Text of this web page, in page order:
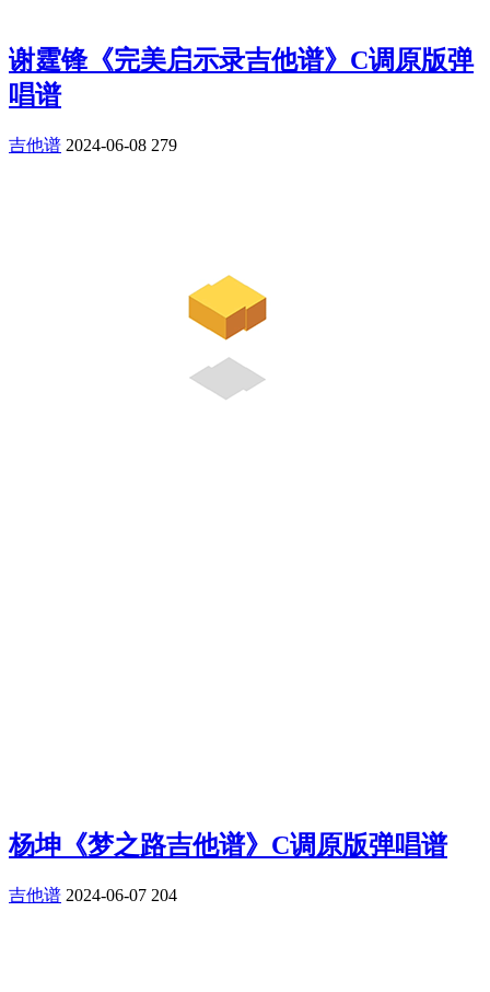
谢霆锋《完美启示录吉他谱》C调原版弹
唱谱
吉他谱 2024-06-08 279
杨坤《梦之路吉他谱》C调原版弹唱谱
吉他谱 2024-06-07 204